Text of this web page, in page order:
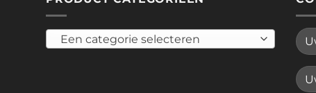
Een categorie selecteren